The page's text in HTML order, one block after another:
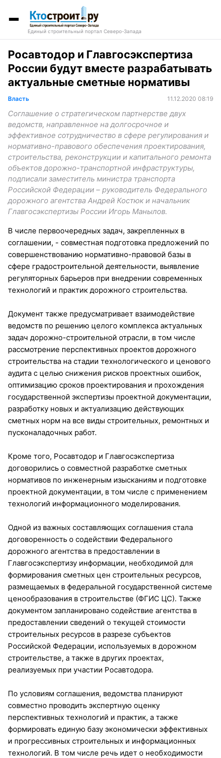
Единый строительный портал Северо-Запада
Росавтодор и Главгосэкспертиза
России будут вместе разрабатывать
актуальные сметные нормативы
Власть 11.12.2020 08:19
Соглашение о стратегическом партнерстве двух
ведомств, направленное на долгосрочное и
эффективное сотрудничество в сфере регулирования и
нормативно-правового обеспечения проектирования,
строительства, реконструкции и капитального ремонта
объектов дорожно-транспортной инфраструктуры,
подписали заместитель министра транспорта
Российской Федерации – руководитель Федерального
дорожного агентства Андрей Костюк и начальник
Главгосэкспертизы России Игорь Манылов.
В числе первоочередных задач, закрепленных в
соглашении, - совместная подготовка предложений по
совершенствованию нормативно-правовой базы в
сфере градостроительной деятельности, выявление
регуляторных барьеров при внедрении современных
технологий и практик дорожного строительства.
Документ также предусматривает взаимодействие
ведомств по решению целого комплекса актуальных
задач дорожно-строительной отрасли, в том числе
рассмотрение перспективных проектов дорожного
строительства на стадии технологического и ценового
аудита с целью снижения рисков проектных ошибок,
оптимизацию сроков проектирования и прохождения
государственной экспертизы проектной документации,
разработку новых и актуализацию действующих
сметных норм на все виды строительных, ремонтных и
пусконаладочных работ.
Кроме того, Росавтодор и Главгосэкспертиза
договорились о совместной разработке сметных
нормативов по инженерным изысканиям и подготовке
проектной документации, в том числе с применением
технологий информационного моделирования.
Одной из важных составляющих соглашения стала
договоренность о содействии Федерального
дорожного агентства в предоставлении в
Главгосэкспертизу информации, необходимой для
формирования сметных цен строительных ресурсов,
размещаемых в федеральной государственной системе
ценообразования в строительстве (ФГИС ЦС). Также
документом запланировано содействие агентства в
предоставлении сведений о текущей стоимости
строительных ресурсов в разрезе субъектов
Российской Федерации, используемых в дорожном
строительстве, а также в других проектах,
реализуемых при участии Росавтодора.
По условиям соглашения, ведомства планируют
совместно проводить экспертную оценку
перспективных технологий и практик, а также
формировать единую базу экономически эффективных
и прогрессивных строительных и информационных
технологий. В том числе речь идет о необходимости